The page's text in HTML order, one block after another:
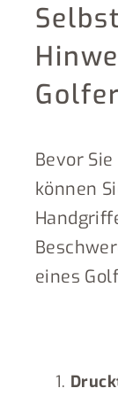
Bevor
können
eines